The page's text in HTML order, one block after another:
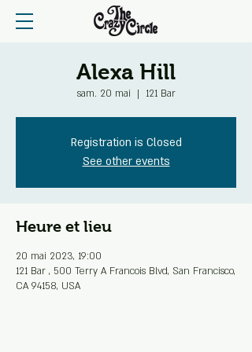
Alexa Hill
sam. 20 mai
  |
121 Bar
Registration is Closed
See other events
Heure et lieu
20 mai 2023, 19:00
121 Bar , 500 Terry A Francois Blvd, San Francisco,
CA 94158, USA